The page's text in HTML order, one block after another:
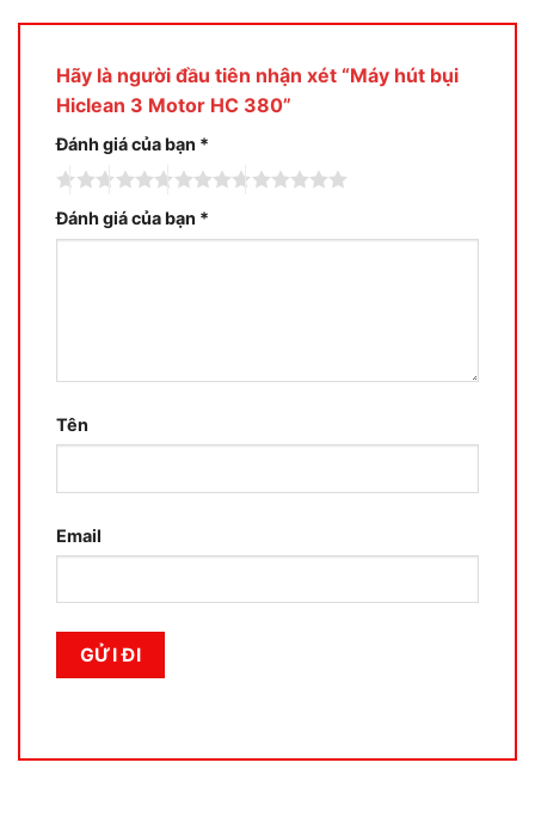
Hãy là người đầu tiên nhận xét “Máy hút bụi
Hiclean 3 Motor HC 380”
Đánh giá của bạn *
Đánh giá của bạn *
Tên
Email